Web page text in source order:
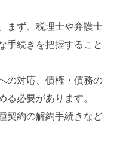
まず、税理士や弁護士
手続きを把握すること
の対応、債権・債務の
る必要があります。
契約の解約手続きなど